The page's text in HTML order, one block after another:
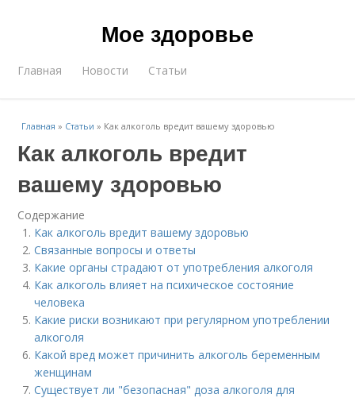
Мое здоровье
Главная Новости Статьи
Главная » Статьи » Как алкоголь вредит вашему здоровью
Как алкоголь вредит
вашему здоровью
Содержание
Как алкоголь вредит вашему здоровью
Связанные вопросы и ответы
Какие органы страдают от употребления алкоголя
Как алкоголь влияет на психическое состояние
человека
Какие риски возникают при регулярном употреблении
алкоголя
Какой вред может причинить алкоголь беременным
женщинам
Существует ли "безопасная" доза алкоголя для